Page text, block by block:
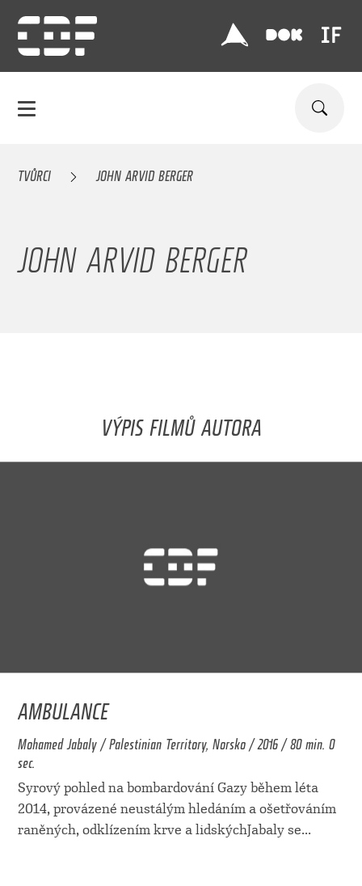
TVŮRCI JOHN ARVID BERGER
JOHN ARVID BERGER
VÝPIS FILMŮ AUTORA
AMBULANCE
Mohamed Jabaly / Palestinian Territory, Norsko / 2016 / 80 min. 0
sec.
Syrový pohled na bombardování Gazy během léta
2014, provázené neustálým hledáním a ošetřováním
raněných, odklízením krve a lidskýchJabaly se...